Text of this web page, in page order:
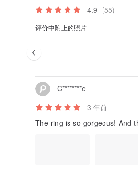
4.9 (55)
评价中附上的照片
C********e
3 年前
The ring is so gorgeous! And